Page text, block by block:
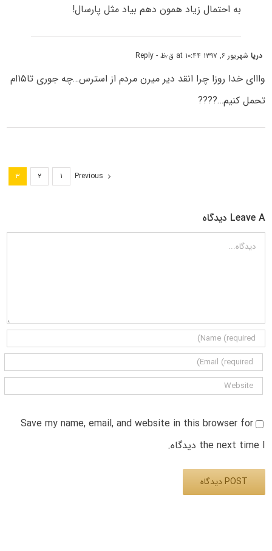
به احتمال زیاد همون دهم بیاد مثل پارسال!
دریاشهریور ۶, ۱۳۹۷ at ۱۰:۴۴ ق٫ظ - Reply
وااای خدا روزا چرا انقد دیر میرن مردم از استرس…چه جوری تا۱۵ام
تحمل کنیم…????
Previous ۱ ۲ ۳
Leave A دیدگاه
دیدگاه
Save my name, email, and website in this browser for
the next time I دیدگاه.